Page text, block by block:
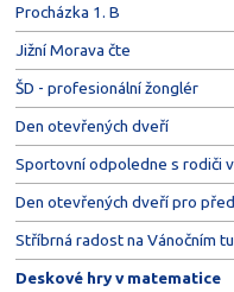
Procházka 1. B
Jižní Morava čte
ŠD - profesionální žonglér
Den otevřených dveří
Sportovní odpoledne s rodiči v
Den otevřených dveří pro
Stříbrná radost na Vánočním
Deskové hry v matematice